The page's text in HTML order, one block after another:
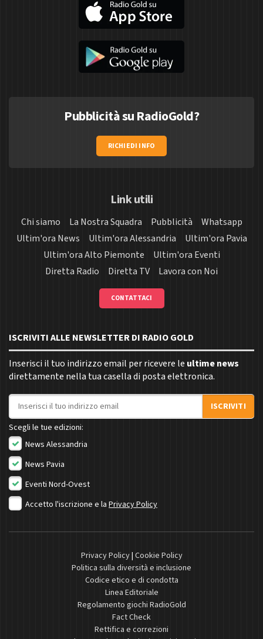
Pubblicità su RadioGold?
RICHIEDI INFO
Link utili
Chi siamo La Nostra Squadra Pubblicità
Whatsapp
Ultim'ora News
Ultim'ora Alessandria
Ultim'ora Pavia
Ultim'ora Alto Piemonte
Ultim'ora Eventi
Diretta Radio
Diretta TV Lavora con Noi
CONTATTACI
ISCRIVITI ALLE NEWSLETTER DI RADIO GOLD
Inserisci il tuo indirizzo email per ricevere le ultime news
direttamente nella tua casella di posta elettronica.
Indirizzo email
ISCRIVITI
Scegli le tue edizioni:
News Alessandria
News Pavia
Eventi Nord-Ovest
Accetto l'iscrizione e la Privacy Policy
Privacy Policy| Cookie Policy
Politica sulla diversità e inclusione
Codice etico e di condotta
Linea Editoriale
Regolamento giochi RadioGold
Fact Check
Rettifica e correzioni